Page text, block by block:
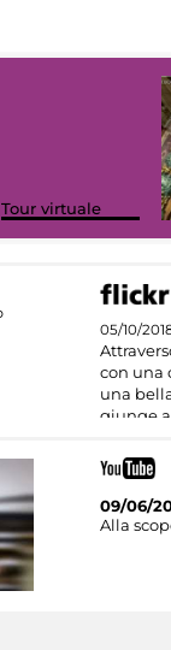
Tour virtuale
05/10/
con una
una
giunge
09/06/
Alla